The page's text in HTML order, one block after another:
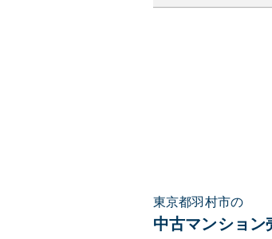
東京都羽村市の
中古マンション